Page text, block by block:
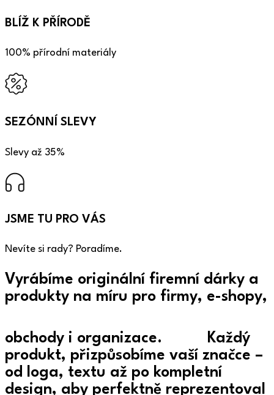
BLÍŽ K PŘÍRODĚ
100% přírodní materiály
SEZÓNNÍ SLEVY
Slevy až 35%
JSME TU PRO VÁS
Nevíte si rady? Poradíme.
Vyrábíme originální firemní dárky a
produkty na míru pro firmy, e-shopy,
obchody i organizace.
Každý
produkt, přizpůsobíme vaší značce –
od loga, textu až po kompletní
design, aby perfektně reprezentoval